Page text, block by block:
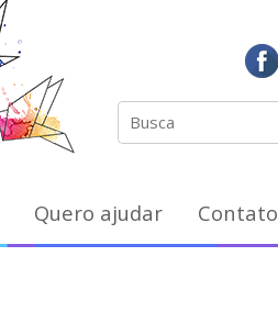
Quero ajudar Contato